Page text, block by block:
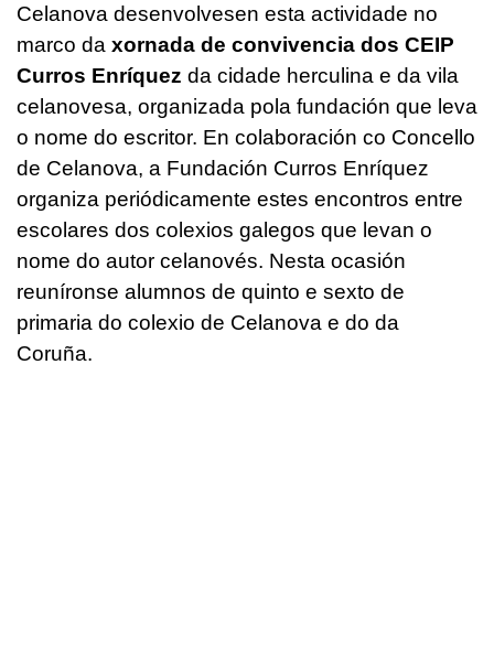
Celanova desenvolvesen esta actividade no
marco da xornada de convivencia dos CEIP
Curros Enríquez da cidade herculina e da vila
celanovesa, organizada pola fundación que leva
o nome do escritor. En colaboración co Concello
de Celanova, a Fundación Curros Enríquez
organiza periódicamente estes encontros entre
escolares dos colexios galegos que levan o
nome do autor celanovés. Nesta ocasión
reuníronse alumnos de quinto e sexto de
primaria do colexio de Celanova e do da
Coruña.